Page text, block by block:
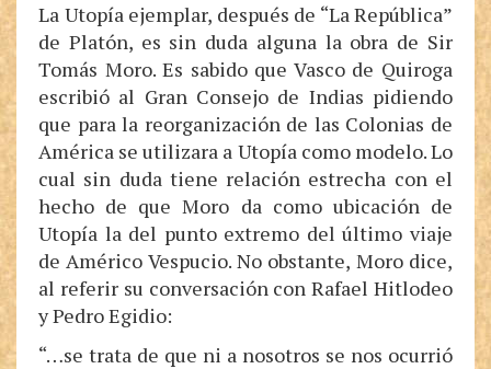
La Utopía ejemplar, después de “La República”
de Platón, es sin duda alguna la obra de Sir
Tomás Moro. Es sabido que Vasco de Quiroga
escribió al Gran Consejo de Indias pidiendo
que para la reorganización de las Colonias de
América se utilizara a Utopía como modelo. Lo
cual sin duda tiene relación estrecha con el
hecho de que Moro da como ubicación de
Utopía la del punto extremo del último viaje
de Américo Vespucio. No obstante, Moro dice,
al referir su conversación con Rafael Hitlodeo
y Pedro Egidio:
“…se trata de que ni a nosotros se nos ocurrió